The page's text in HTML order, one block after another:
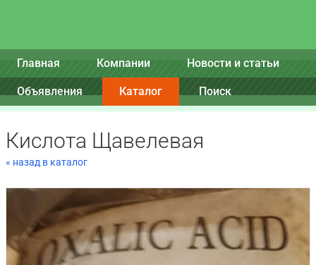
Главная Компании Новости и статьи
Объявления Каталог Поиск
Кислота Щавелевая
« назад в каталог